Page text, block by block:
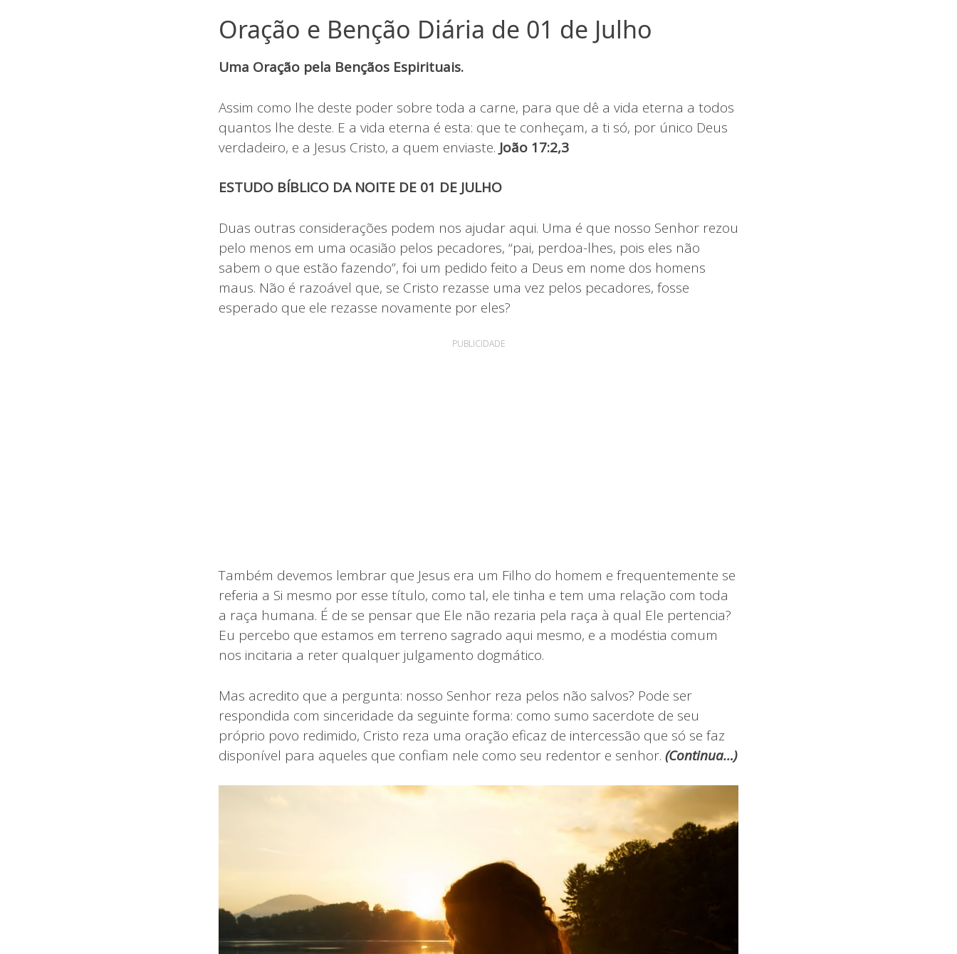
Oração e Benção Diária de 01 de Julho
Uma Oração pela Bençãos Espirituais.
Assim como lhe deste poder sobre toda a carne, para que dê a vida eterna a todos
quantos lhe deste. E a vida eterna é esta: que te conheçam, a ti só, por único Deus
verdadeiro, e a Jesus Cristo, a quem enviaste. João 17:2,3
ESTUDO BÍBLICO DA NOITE DE 01 DE JULHO
Duas outras considerações podem nos ajudar aqui. Uma é que nosso Senhor rezou
pelo menos em uma ocasião pelos pecadores, “pai, perdoa-lhes, pois eles não
sabem o que estão fazendo”, foi um pedido feito a Deus em nome dos homens
maus. Não é razoável que, se Cristo rezasse uma vez pelos pecadores, fosse
esperado que ele rezasse novamente por eles?
PUBLICIDADE
Também devemos lembrar que Jesus era um Filho do homem e frequentemente se
referia a Si mesmo por esse título, como tal, ele tinha e tem uma relação com toda
a raça humana. É de se pensar que Ele não rezaria pela raça à qual Ele pertencia?
Eu percebo que estamos em terreno sagrado aqui mesmo, e a modéstia comum
nos incitaria a reter qualquer julgamento dogmático.
Mas acredito que a pergunta: nosso Senhor reza pelos não salvos? Pode ser
respondida com sinceridade da seguinte forma: como sumo sacerdote de seu
próprio povo redimido, Cristo reza uma oração eficaz de intercessão que só se faz
disponível para aqueles que confiam nele como seu redentor e senhor. (Continua…)